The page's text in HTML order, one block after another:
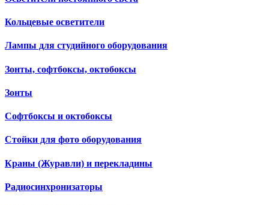
Кольцевые осветители
Лампы для студийного оборудования
Зонты, софтбоксы, октобоксы
Зонты
Софтбоксы и октобоксы
Стойки для фото оборудования
Краны (Журавли) и перекладины
Радиосинхронизаторы